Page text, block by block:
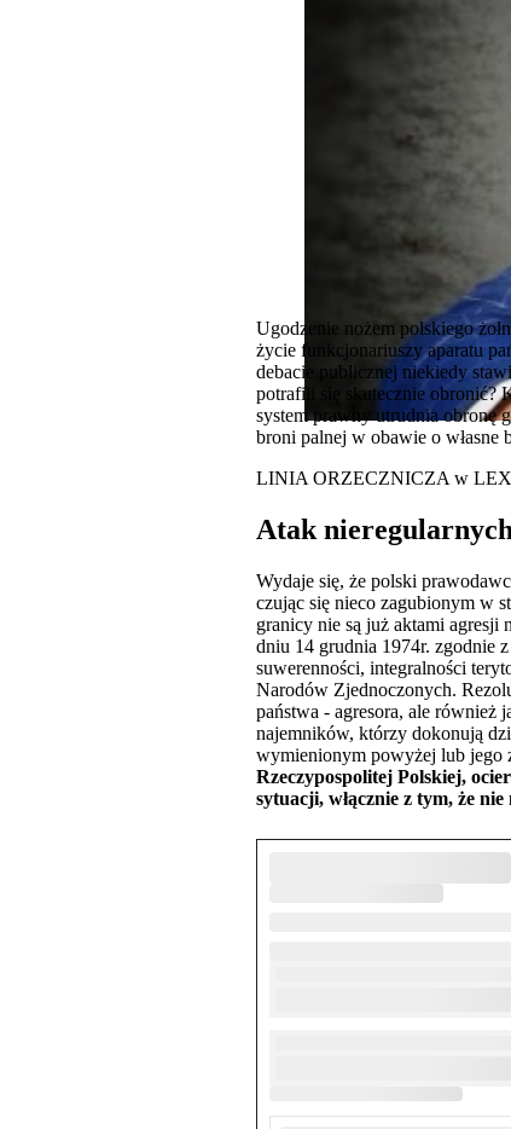
Ugodzenie nożem polskiego
życie funkcjonariuszy aparatu
debacie publicznej niekiedy
potrafili się skutecznie obronić?
system prawny utrudnia obronę
broni palnej w obawie o własne
LINIA ORZECZNICZA w
Atak
Wydaje się, że polski
czując się nieco zagubionym w
granicy nie są już aktami
dniu 14 grudnia 1974r. zgodnie
suwerenności, integralności
Narodów Zjednoczonych.
państwa - agresora, ale również
najemników, którzy dokonują
wymienionym powyżej lub jego
Rzeczypospolitej Polskiej,
sytuacji, włącznie z tym, że